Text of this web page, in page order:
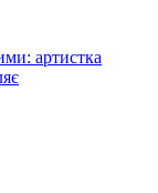
артистка